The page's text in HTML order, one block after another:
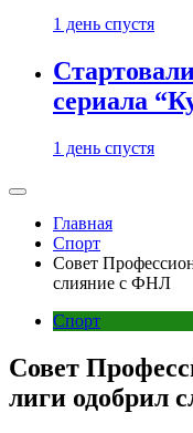
1 день спустя
сериала
1 день спустя
Главная
Спорт
Совет
слияние с ФНЛ
Спорт
Совет
лиги одобрил